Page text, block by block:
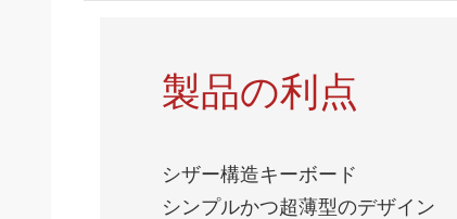
製品の利点
シザー構造キーボード
シンプルかつ超薄型のデザイン